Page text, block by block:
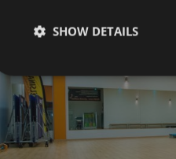
SHOW DETAILS